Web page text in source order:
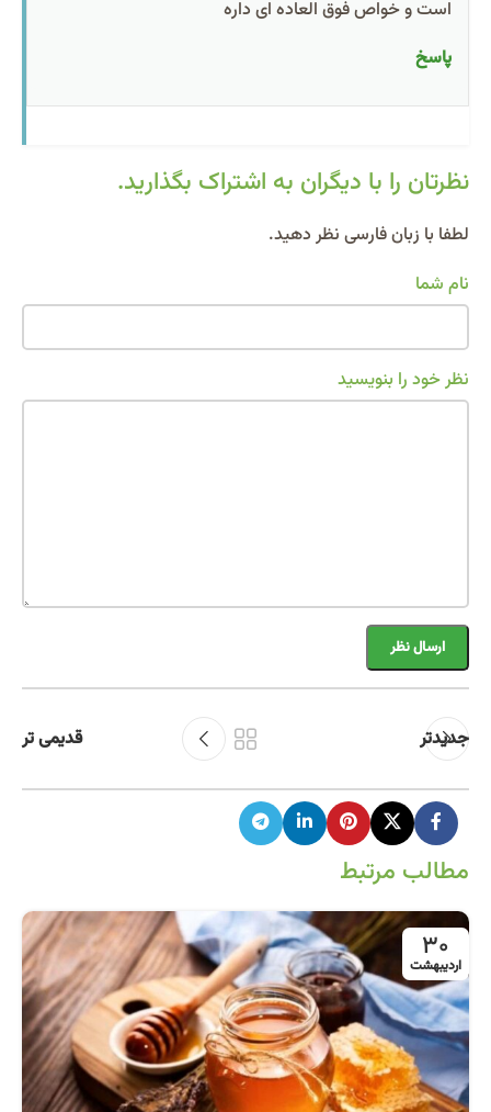
است و خواص فوق العاده ای داره
پاسخ
نظرتان را با دیگران به اشتراک بگذارید.
لطفا با زبان فارسی نظر دهید.
نام شما
نظر خود را بنویسید
Alternative:
جدیدتر قدیمی تر
مطالب مرتبط
30
اردیبهشت